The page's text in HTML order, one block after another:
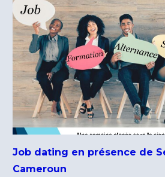
Job dating en présence de
Cameroun